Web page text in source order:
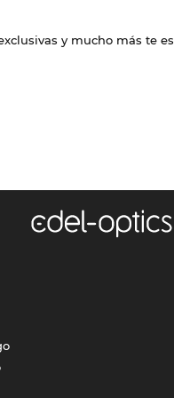
y mucho más te